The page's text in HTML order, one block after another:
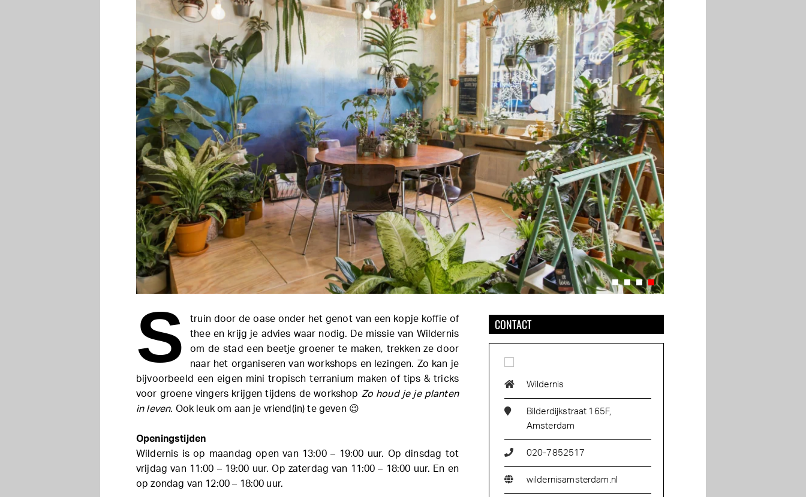
S
truin door de oase onder het genot van een kopje koffie of
thee en krijg je advies waar nodig. De missie van Wildernis
om de stad een beetje groener te maken, trekken ze door
naar het organiseren van workshops en lezingen. Zo kan je
bijvoorbeeld een eigen mini tropisch terranium maken of tips & tricks
voor groene vingers krijgen tijdens de workshop Zo houd je je planten
in leven. Ook leuk om aan je vriend(in) te geven 😉
Openingstijden
Wildernis is op maandag open van 13:00 – 19:00 uur. Op dinsdag tot
vrijdag van 11:00 – 19:00 uur. Op zaterdag van 11:00 – 18:00 uur. En en
op zondag van 12:00 – 18:00 uur.
CONTACT
Wildernis
Bilderdijkstraat 165F,
Amsterdam
020-7852517
wildernisamsterdam.nl